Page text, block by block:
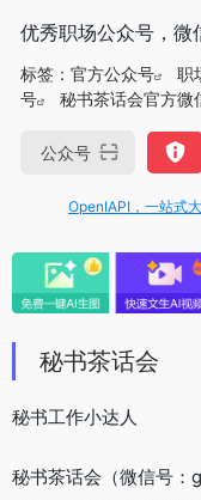
优秀职场公众号，
标签： 官方公众号 职
号
秘书茶话会官方微
公众号
OpenIAPI，一站式大模
秘书茶话会
秘书工作小达人
秘书茶话会（微信号